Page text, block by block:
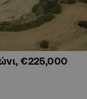
€225,000